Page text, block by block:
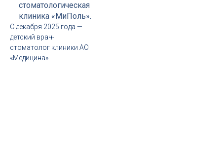
стоматологическая
клиника «МиПоль».
С декабря 2025 года —
детский врач-
стоматолог клиники АО
«Медицина».